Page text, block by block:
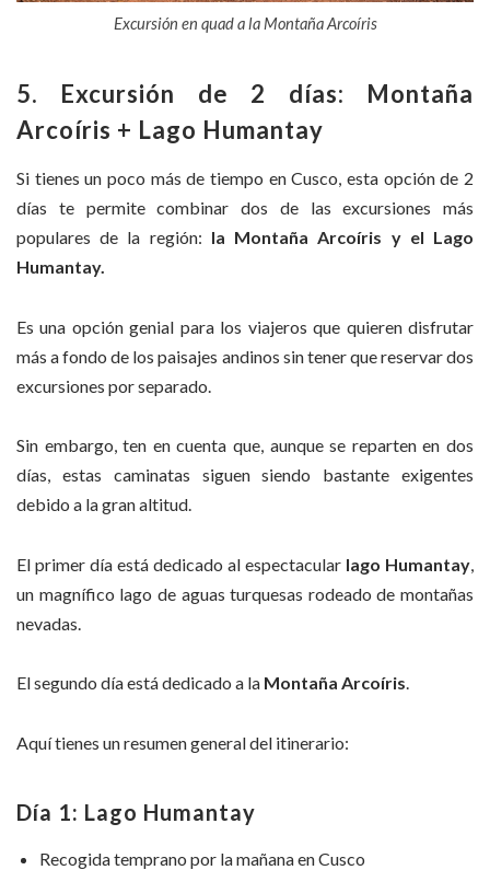
Excursión en quad a la Montaña Arcoíris
5. Excursión de 2 días: Montaña
Arcoíris + Lago Humantay
Si tienes un poco más de tiempo en Cusco, esta opción de 2
días te permite combinar dos de las excursiones más
populares de la región: la Montaña Arcoíris y el Lago
Humantay.
Es una opción genial para los viajeros que quieren disfrutar
más a fondo de los paisajes andinos sin tener que reservar dos
excursiones por separado.
Sin embargo, ten en cuenta que, aunque se reparten en dos
días, estas caminatas siguen siendo bastante exigentes
debido a la gran altitud.
El primer día está dedicado al espectacular lago Humantay
un magnífico lago de aguas turquesas rodeado de montañas
nevadas.
El segundo día está dedicado a la Montaña Arcoíris.
Aquí tienes un resumen general del itinerario:
Día 1: Lago Humantay
Recogida temprano por la mañana en Cusco